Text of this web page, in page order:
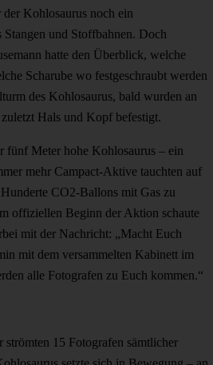
Kohlosaurus noch ein
und Stoffbahnen. Doch
hatte den Überblick, welche
Scharube wo festgeschraubt werden
des Kohlosaurus, bald wurden an
Hals und Kopf befestigt.
fünf Meter hohe Kohlosaurus – ein
mehr Campact-Aktive tauchten auf
CO2-Ballons mit Gas zu
offiziellen Beginn der Aktion schaute
mit der Nachricht: „Macht Euch
mit dem versammelten Kabinett im
alle Fotografen zu Euch kommen.“
15 Fotografen sämtlicher